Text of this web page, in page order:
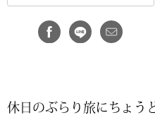
ダーウェア
休日のぶらり旅にちょう